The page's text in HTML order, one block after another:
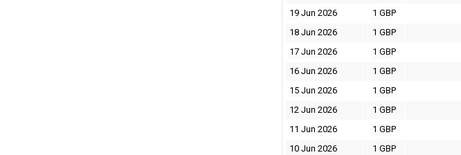
19 Jun 2026
1 GBP
18 Jun 2026
1 GBP
17 Jun 2026
1 GBP
16 Jun 2026
1 GBP
15 Jun 2026
1 GBP
12 Jun 2026
1 GBP
11 Jun 2026
1 GBP
10 Jun 2026
1 GBP